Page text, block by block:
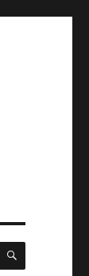
BUSCAR